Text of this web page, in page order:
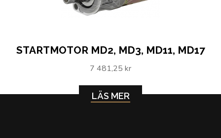
STARTMOTOR MD2, MD3, MD11, MD17
7 481,25 kr
LÄS MER